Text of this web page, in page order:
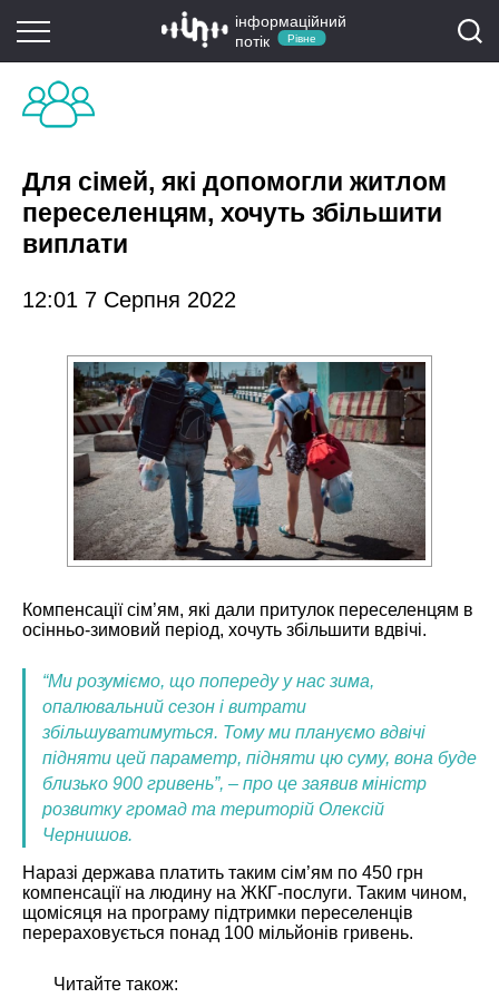
інформаційний
потік
Рівне
Для сімей, які допомогли житлом
переселенцям, хочуть збільшити
виплати
12:01 7 Серпня 2022
Компенсації сім’ям, які дали притулок переселенцям в
осінньо-зимовий період, хочуть збільшити вдвічі.
“Ми розуміємо, що попереду у нас зима,
опалювальний сезон і витрати
збільшуватимуться. Тому ми плануємо вдвічі
підняти цей параметр, підняти цю суму, вона буде
близько 900 гривень”, – про це заявив міністр
розвитку громад та територій Олексій
Чернишов.
Наразі держава платить таким сім’ям по 450 грн
компенсації на людину на ЖКГ-послуги. Таким чином,
щомісяця на програму підтримки переселенців
перераховується понад 100 мільйонів гривень.
Читайте також: